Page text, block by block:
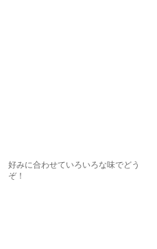
好みに合わせていろいろな味でどう
ぞ！